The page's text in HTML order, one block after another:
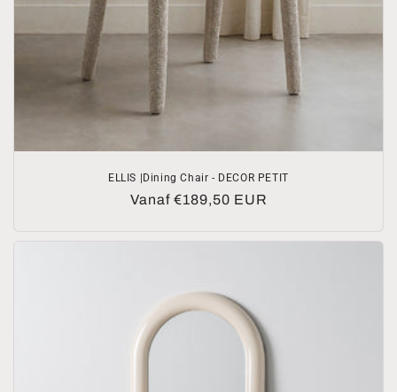
ELLIS |Dining Chair - DECOR PETIT
Normale
Vanaf €189,50 EUR